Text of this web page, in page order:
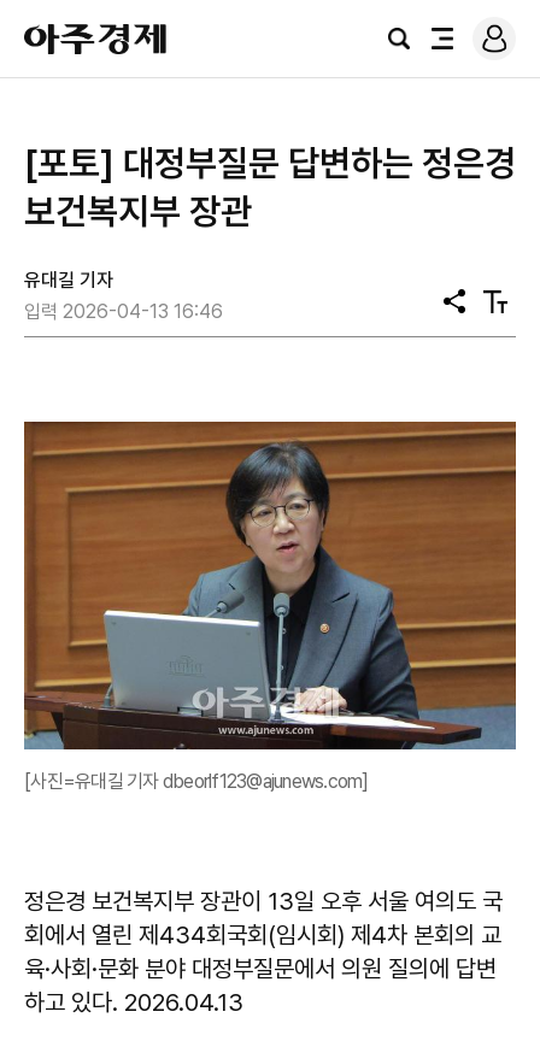
아
주
경
검
전
로
그
[포토] 대정부질문 답변하는 ​​​​​​​정은경
보건복지부 장관
유대길 기자
입력 2026-04-13 16:46
공
유
텍
스
[사진=유대길 기자 dbeorlf123@ajunews.com]
정은경 보건복지부 장관이 13일 오후 서울 여의도 국
회에서 열린 제434회국회(임시회) 제4차 본회의 교
육·사회·문화 분야 대정부질문에서 의원 질의에 답변
하고 있다. 2026.04.13